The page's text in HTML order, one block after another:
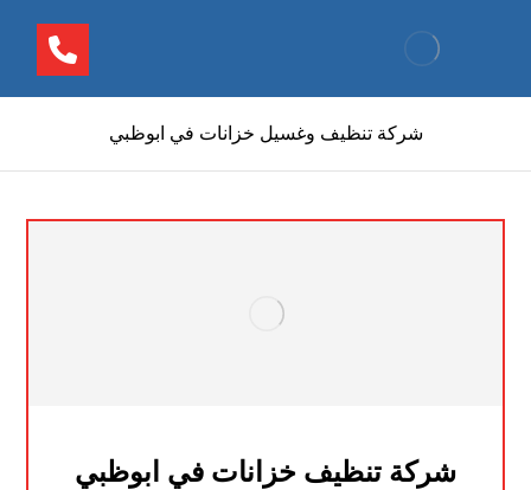
شركة تنظيف وغسيل خزانات في ابوظبي
شركة تنظيف خزانات في ابوظبي